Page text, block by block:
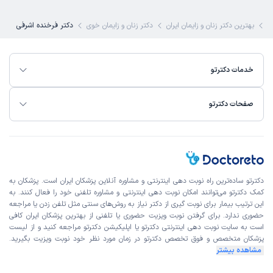
علت مراجعه: درمان اختلالات قاعدگی (مانند خونریزی‌های غیرطبیعی)
زمان انتظار:
علت مراجعه: مراقبت‌های بارداری و زایمان طبیعی یا سزارین
مهشید
کاربر آزاد
(
1405/02/09
)
این پزشک را پیشنهاد میکنم
زمان انتظار:15-45 دقیقه
بهترین دکتر زنان و زایمان ایران دکتر زنان و زایمان خوی دکتر فرخنده اشرفی
خدمات دکترتو
صفحات دکترتو
دکترتو ساده‌ترین راه نوبت‌ دهی اینترنتی و مشاوره آنلاین پزشکان ایران است. پزشکان به
کمک دکترتو می‌توانند امکان نوبت دهی اینترنتی و مشاوره تلفنی خود را فعال کنند. به
این ترتیب بیمار برای نوبت گیری از دکتر نیاز به روش‌های سنتی مثل تلفن زدن یا مراجعه
حضوری ندارد. برای گرفتن نوبت ویزیت حضوری یا تلفنی از بهترین پزشکان ایران کافی
است به سایت نوبت دهی اینترنتی دکترتو یا اپلیکیشن دکترتو مراجعه کنید و از لیست
پزشکان متخصص و فوق تخصص دکترتو در زمان مورد نظر خود نوبت ویزیت بگیرید.
مشاهده بیشتر